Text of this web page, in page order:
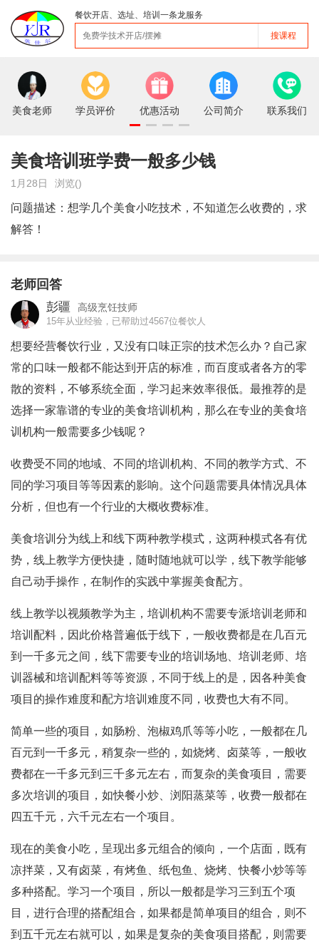
餐饮开店、选址、培训一条龙服务
搜课程
美食老师 学员评价 优惠活动 公司简介 联系我们
美食培训班学费一般多少钱
1月28日 浏览()
问题描述：想学几个美食小吃技术，不知道怎么收费的，求
解答！
老师回答
彭疆 高级烹饪技师
15年从业经验，已帮助过4567位餐饮人
想要经营餐饮行业，又没有口味正宗的技术怎么办？自己家
常的口味一般都不能达到开店的标准，而百度或者各方的零
散的资料，不够系统全面，学习起来效率很低。最推荐的是
选择一家靠谱的专业的美食培训机构，那么在专业的美食培
训机构一般需要多少钱呢？
收费受不同的地域、不同的培训机构、不同的教学方式、不
同的学习项目等等因素的影响。这个问题需要具体情况具体
分析，但也有一个行业的大概收费标准。
美食培训分为线上和线下两种教学模式，这两种模式各有优
势，线上教学方便快捷，随时随地就可以学，线下教学能够
自己动手操作，在制作的实践中掌握美食配方。
线上教学以视频教学为主，培训机构不需要专派培训老师和
培训配料，因此价格普遍低于线下，一般收费都是在几百元
到一千多元之间，线下需要专业的培训场地、培训老师、培
训器械和培训配料等等资源，不同于线上的是，因各种美食
项目的操作难度和配方培训难度不同，收费也大有不同。
简单一些的项目，如肠粉、泡椒鸡爪等等小吃，一般都在几
百元到一千多元，稍复杂一些的，如烧烤、卤菜等，一般收
费都在一千多元到三千多元左右，而复杂的美食项目，需要
多次培训的项目，如快餐小炒、浏阳蒸菜等，收费一般都在
四五千元，六千元左右一个项目。
现在的美食小吃，呈现出多元组合的倾向，一个店面，既有
凉拌菜，又有卤菜，有烤鱼、纸包鱼、烧烤、快餐小炒等等
多种搭配。学习一个项目，所以一般都是学习三到五个项
目，进行合理的搭配组合，如果都是简单项目的组合，则不
到五千元左右就可以，如果是复杂的美食项目搭配，则需要